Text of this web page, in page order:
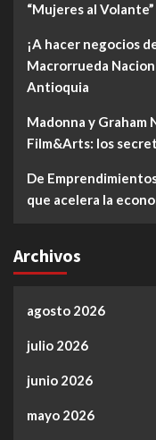
“Mujeres al Volante”
¡A hacer negocios
Macrorrueda
Antioquia
Madonna y Graham
Film&Arts: los
De
que acelera la
Archivos
agosto 2026
julio 2026
junio 2026
mayo 2026